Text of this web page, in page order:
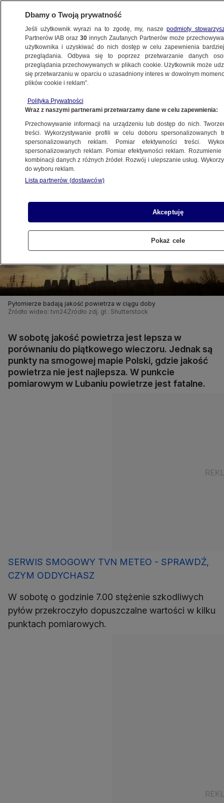
METEO
NAJNOWSZE
gdzie jakość powietrza jest fatalna
24.02.2018, 07:27
Udostępnij
Pyłomierze badają jakość powietrza w ciągu doby
Źródło wideo: tvn24 Źródło zdj. gł.: Shutterstock
W sobotę jakość powietrza jest lepsza w
porównaniu do piątkowego wieczoru. Jednak są
punkty na smogowej mapie Polski, gdzie jakość
powietrza nie jest najlepsza. W punkcie
pomiarowym w Lubaniu powietrze jest fatalne.
SERWIS SMOGOWY TVN METEO - SPRAWDŹ,
CZYM ODDYCHASZ
W sobotę o godzinie 7.00 stężenie szkodliwych
pyłów przekroczyło dopuszczalne wartości w kilku
punktach pomiarowych.
Dbamy o Twoją prywatność
Jeśli użytkownik wyrazi na to zgodę, my, naszepodmioty
Partnerów IAB oraz30 innych Zaufanych Partnerów może
użytkownika i uzyskiwać do nich dostęp w celu zapewnienia
przeglądania. Odbywa się to poprzez przetwarzanie danych
przeglądania przechowywanych w plikach cookie. Użytkownik może
się przetwarzaniu w oparciu o uzasadniony interes w dowolnym
plików cookie i reklam”.
Polityka Prywatności
Wraz z naszymi partnerami przetwarzamy dane w celu zapewnienia:
Przechowywanie informacji na urządzeniu lub dostęp do nich.
treści. Wykorzystywanie profili w celu doboru spersonalizowanych
spersonalizowanych reklam. Pomiar efektywności treści.
spersonalizowanych reklam. Pomiar efektywności reklam.
kombinacji danych z różnych źródeł. Rozwój i ulepszanie usług.
do wyboru reklam.
Lista partnerów (dostawców)
Akceptuję
Pokaż cele